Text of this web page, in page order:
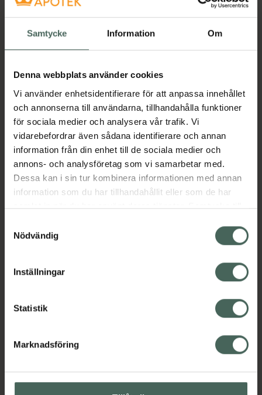
Samtycke Information Om
Denna webbplats använder cookies
Vi använder enhetsidentifierare för att anpassa innehållet
och annonserna till användarna, tillhandahålla funktioner
för sociala medier och analysera vår trafik. Vi
vidarebefordrar även sådana identifierare och annan
information från din enhet till de sociala medier och
annons- och analysföretag som vi samarbetar med.
Dessa kan i sin tur kombinera informationen med annan
information som du har tillhandahållit eller som de har
samlat in när du har använt deras tjänster. Samtycke till
återkalla ditt samtycke via webbplatsens
cookieinställningar. Ett återkallat samtycke påverkar inte
lagligheten av behandling som skett innan återkallelsen.
Nödvändig
Inställningar
Statistik
Marknadsföring
vars yta påminner om mammas hud och gör
Storlek 1 är för bröstmjölk. Passar alla flaskor
från MAM.
Jämförpris 41,50 kr
st
EAN:07392855122147
Kategorier:
Amning och matningBarn och föräldrar
Nappflaskor och dinappar
Omdömen Visa
Visa
Amning och matning
Barn och föräldrar